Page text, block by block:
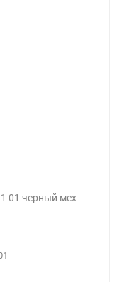
01 черный мех